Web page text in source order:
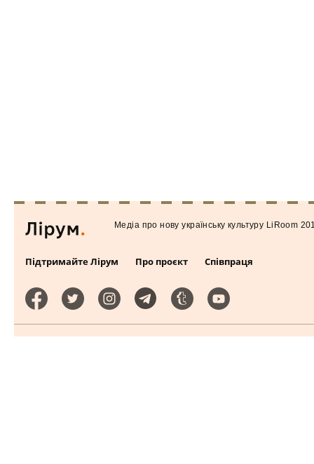
Підтримайте Лірум Про проєкт Співпраця
Медiа про нову українську культуру LiRoom